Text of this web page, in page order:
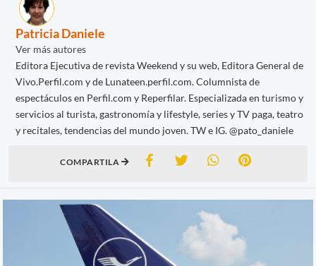
Patricia Daniele
Ver más autores
Editora Ejecutiva de revista Weekend y su web, Editora General de
Vivo.Perfil.com y de Lunateen.perfil.com. Columnista de
espectáculos en Perfil.com y Reperfilar. Especializada en turismo y
servicios al turista, gastronomía y lifestyle, series y TV paga, teatro
y recitales, tendencias del mundo joven. TW e IG. @pato_daniele
COMPARTILA